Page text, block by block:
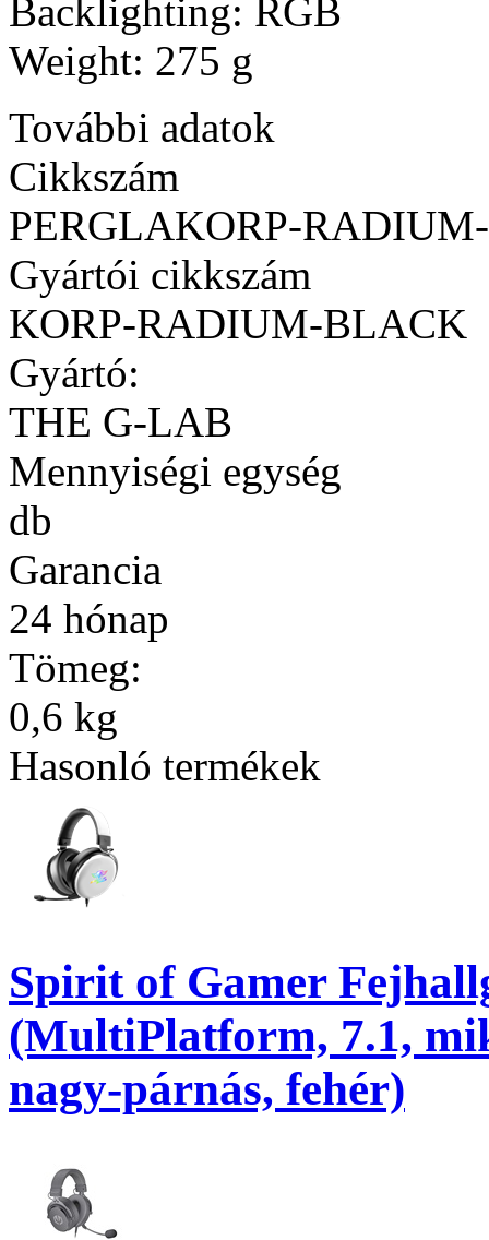
Backlighting: RGB
Weight: 275 g
További adatok
Cikkszám
PERGLAKORP-
Gyártói cikkszám
KORP-RADIUM-BLACK
Gyártó:
THE G-LAB
Mennyiségi egység
db
Garancia
24 hónap
Tömeg:
0,6 kg
Hasonló termékek
Spirit of Gamer
(MultiPlatform, 7.1,
nagy-párnás, fehér)